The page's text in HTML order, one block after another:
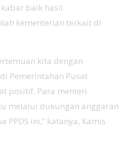
baik hasil
kementerian terkait di
kita dengan
Pemerintahan Pusat
positif. Para menteri
melalui dukungan anggaran
PPDS ini,” katanya, Kamis